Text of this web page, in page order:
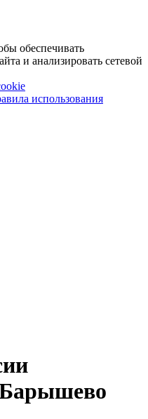
обеспечивать
и анализировать сетевой
использования